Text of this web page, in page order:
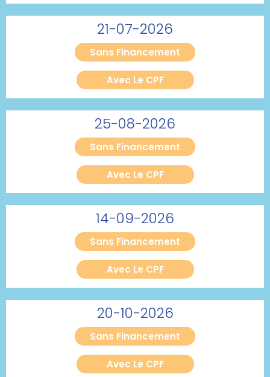
21-07-2026
Sans Financement
Avec Le CPF
25-08-2026
Sans Financement
Avec Le CPF
14-09-2026
Sans Financement
Avec Le CPF
20-10-2026
Sans Financement
Avec Le CPF